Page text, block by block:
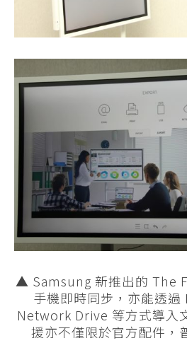
▲ Samsung 新推出的 The
手機即時同步，亦能透過
Network Drive 等方式導入
援亦不僅限於官方配件，